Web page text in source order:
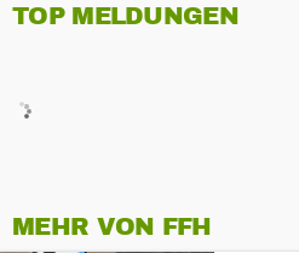
TOP MELDUNGEN
MEHR VON FFH